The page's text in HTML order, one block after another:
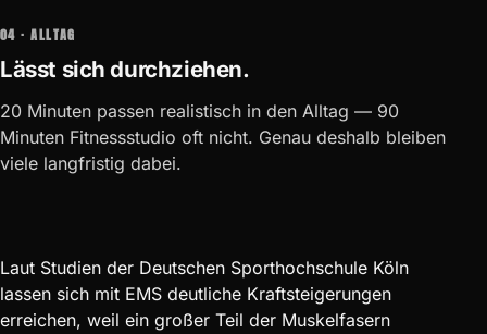
04 · ALLTAG
Lässt sich durchziehen.
20 Minuten passen realistisch in den Alltag — 90
Minuten Fitnessstudio oft nicht. Genau deshalb bleiben
viele langfristig dabei.
Laut Studien der Deutschen Sporthochschule Köln
lassen sich mit EMS deutliche Kraftsteigerungen
erreichen, weil ein großer Teil der Muskelfasern